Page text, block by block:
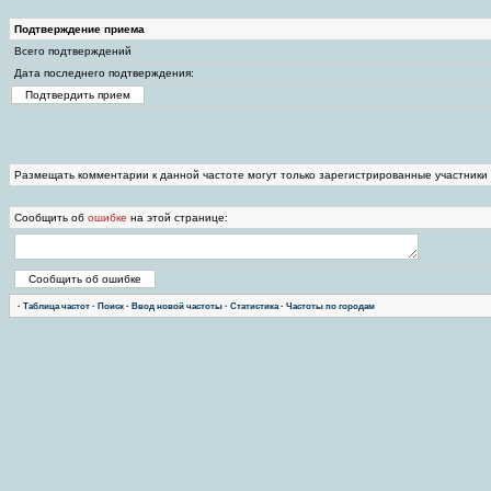
Подтверждение приема
Всего подтверждений
Дата последнего подтверждения:
Размещать комментарии к данной частоте могут только зарегистрированные
Сообщить об ошибке на этой странице:
· Таблица частот · Поиск · Ввод новой частоты · Статистика· Частоты по городам